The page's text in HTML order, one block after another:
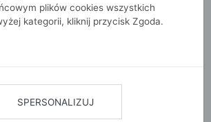
plików cookies wszystkich
kategorii, kliknij przycisk Zgoda.
SPERSONALIZUJ